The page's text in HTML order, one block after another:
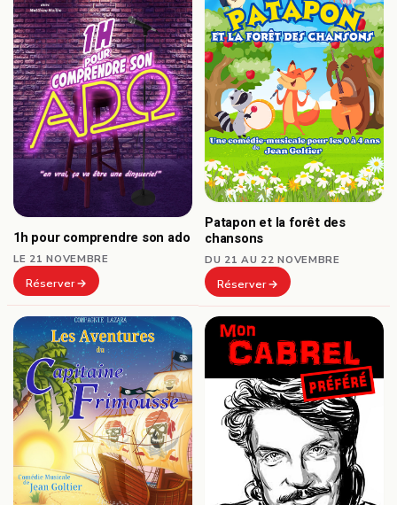
1h pour comprendre son ado
LE 21 NOVEMBRE
Réserver
Patapon et la forêt des
chansons
DU 21 AU 22 NOVEMBRE
Réserver